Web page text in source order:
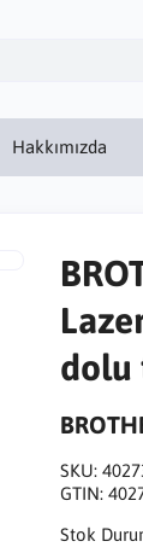
Hakkımızda
dolu
SKU:
GTIN:
Stok